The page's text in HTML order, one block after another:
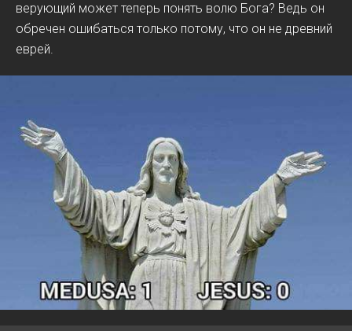
верующий может теперь понять волю Бога? Ведь он
обречен ошибаться только потому, что он не древний
еврей.